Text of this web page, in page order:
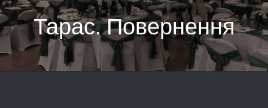
Тарас. Повернення